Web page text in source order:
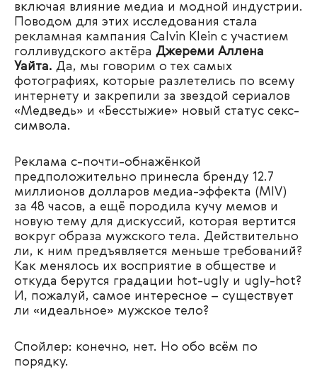
включая влияние медиа и модной индустрии.
Поводом для этих исследования стала
рекламная кампания Calvin Klein с участием
голливудского актёра Джереми Аллена
Уайта. Да, мы говорим о тех самых
фотографиях, которые разлетелись по всему
интернету и закрепили за звездой сериалов
«Медведь» и «Бесстыжие» новый статус секс-
символа.
Реклама с-почти-обнажёнкой
предположительно принесла бренду 12.7
миллионов долларов медиа-эффекта (MIV)
за 48 часов, а ещё породила кучу мемов и
новую тему для дискуссий, которая вертится
вокруг образа мужского тела. Действительно
ли, к ним предъявляется меньше требований?
Как менялось их восприятие в обществе и
откуда берутся градации hot-ugly и ugly-hot?
И, пожалуй, самое интересное – существует
ли «идеальное» мужское тело?
Спойлер: конечно, нет. Но обо всём по
порядку.